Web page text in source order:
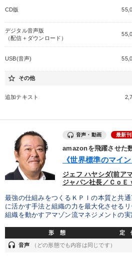
目的別
発想力を磨きたい パフォーマンス
財務・数字力の向上 財務・数字
仕事術・ビジネスハック 広報・PR
AI 中村天風
※「更新」を押すと「カテゴリー」「目的別」「キー
タグから探す
すべての音声・動画（全2077タイトル）
CD版
デジタル音声版
（配信＋ダウンロード）
USB(音声)
star_border その他
追加テキスト
音声・動画 最新刊
amazonを飛躍させた
《世界標準のマイ
ジェフ ハヤシダ(前ア
ジャパン社長／Ｃｏ
最強の仕組みをつくるＫＰＩの本質と共
に活かす手法と組織の力を最大化させる
組織を動かすアマゾン流マネジメントの実
形 態 定
headset 音声 （どの形態でも内容は同じです）